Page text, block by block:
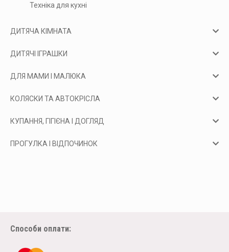
Техніка для кухні
ДИТЯЧА КІМНАТА
ДИТЯЧІ ІГРАШКИ
ДЛЯ МАМИ І МАЛЮКА
КОЛЯСКИ ТА АВТОКРІСЛА
КУПАННЯ, ГІГІЄНА І ДОГЛЯД
ПРОГУЛКА І ВІДПОЧИНОК
Способи оплати: